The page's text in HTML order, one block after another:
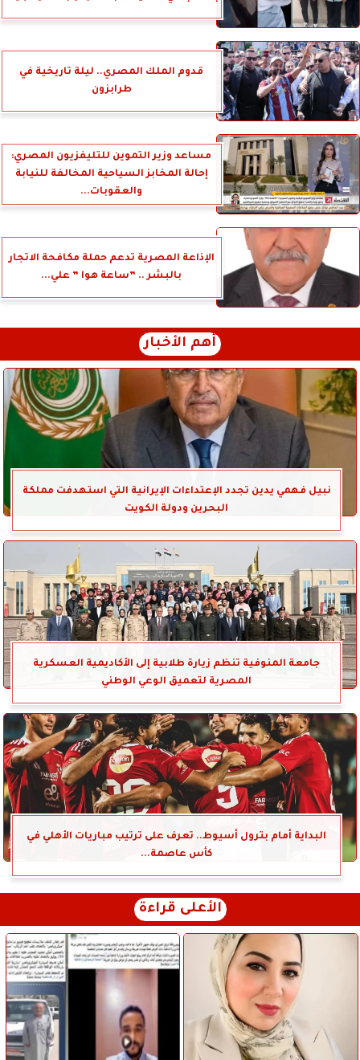
قدوم الملك المصري.. ليلة تاريخية في
طرابزون
مساعد وزير التموين للتليفزيون المصري:
إحالة المخابز السياحية المخالفة للنيابة
والعقوبات...
الإذاعة المصرية تدعم حملة مكافحة الاتجار
بالبشر .. ”ساعة هوا ” علي...
أهم الأخبار
نبيل فهمي يدين تجدد الإعتداءات الإيرانية التي استهدفت مملكة
البحرين ودولة الكويت
جامعة المنوفية تنظم زيارة طلابية إلى الأكاديمية العسكرية
المصرية لتعميق الوعي الوطني
البداية أمام بترول أسيوط.. تعرف على ترتيب مباريات الأهلي في
كأس عاصمة...
الأعلى قراءة